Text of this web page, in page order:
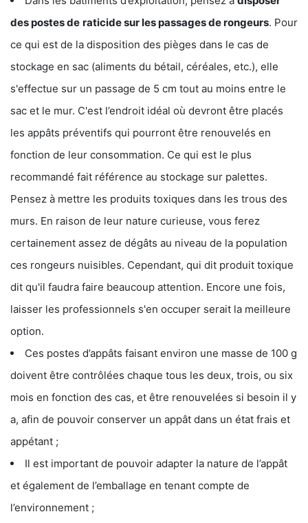
des postes de raticide sur les passages de rongeurs. Pour
ce qui est de la disposition des pièges dans le cas de
stockage en sac (aliments du bétail, céréales, etc.), elle
s'effectue sur un passage de 5 cm tout au moins entre le
sac et le mur. C'est l’endroit idéal où devront être placés
les appâts préventifs qui pourront être renouvelés en
fonction de leur consommation. Ce qui est le plus
recommandé fait référence au stockage sur palettes.
Pensez à mettre les produits toxiques dans les trous des
murs. En raison de leur nature curieuse, vous ferez
certainement assez de dégâts au niveau de la population
ces rongeurs nuisibles. Cependant, qui dit produit toxique
dit qu'il faudra faire beaucoup attention. Encore une fois,
laisser les professionnels s'en occuper serait la meilleure
option.
Ces postes d’appâts faisant environ une masse de 100 g
doivent être contrôlées chaque tous les deux, trois, ou six
mois en fonction des cas, et être renouvelées si besoin il y
a, afin de pouvoir conserver un appât dans un état frais et
appétant ;
Il est important de pouvoir adapter la nature de l’appât
et également de l’emballage en tenant compte de
l’environnement ;